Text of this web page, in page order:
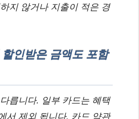
지 않거나 지출이 적은 경
인받은 금액도 포함
릅니다. 일부 카드는 혜택
서 제외 됩니다. 카드 약관